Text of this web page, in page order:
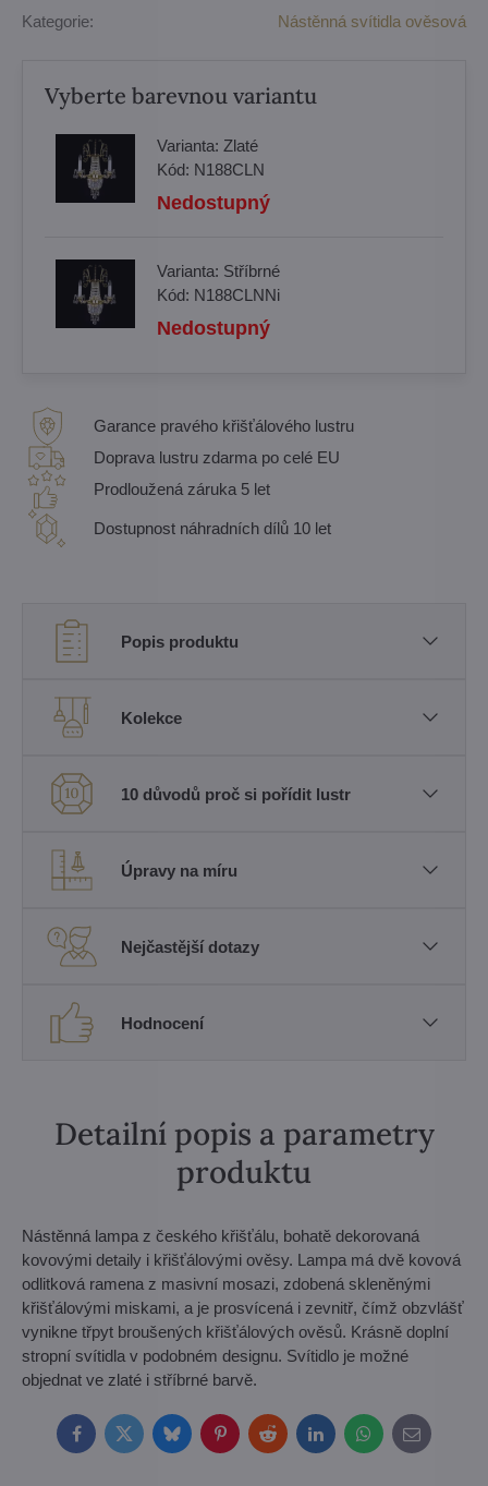
Kategorie: Nástěnná svítidla ověsová
Vyberte barevnou variantu
Varianta: Zlaté
Kód: N188CLN
Nedostupný
Varianta: Stříbrné
Kód: N188CLNNi
Nedostupný
Garance pravého křišťálového lustru
Doprava lustru zdarma po celé EU
Prodloužená záruka 5 let
Dostupnost náhradních dílů 10 let
Popis produktu
Kolekce
10 důvodů proč si pořídit lustr
Úpravy na míru
Nejčastější dotazy
Hodnocení
Detailní popis a parametry
produktu
Nástěnná lampa z českého křišťálu, bohatě dekorovaná
kovovými detaily i křišťálovými ověsy. Lampa má dvě kovová
odlitková ramena z masivní mosazi, zdobená skleněnými
křišťálovými miskami, a je prosvícená i zevnitř, čímž obzvlášť
vynikne třpyt broušených křišťálových ověsů. Krásně doplní
stropní svítidla v podobném designu. Svítidlo je možné
objednat ve zlaté i stříbrné barvě.
FacebookTwitterBlueskyPinterestRedditLinkedInWhatsApp
E-
mail